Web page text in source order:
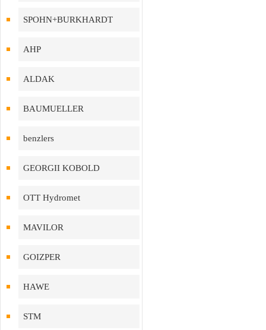
SPOHN+BURKHARDT
AHP
ALDAK
BAUMUELLER
benzlers
GEORGII KOBOLD
OTT Hydromet
MAVILOR
GOIZPER
HAWE
STM